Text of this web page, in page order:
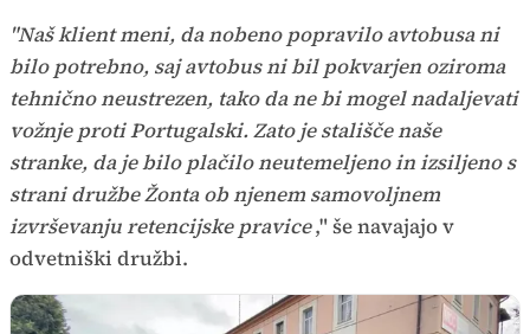
"Naš klient meni, da nobeno popravilo avtobusa ni
bilo potrebno, saj avtobus ni bil pokvarjen oziroma
tehnično neustrezen, tako da ne bi mogel nadaljevati
vožnje proti Portugalski. Zato je stališče naše
stranke, da je bilo plačilo neutemeljeno in izsiljeno s
strani družbe Žonta ob njenem samovoljnem
izvrševanju retencijske pravice," še navajajo v
odvetniški družbi.